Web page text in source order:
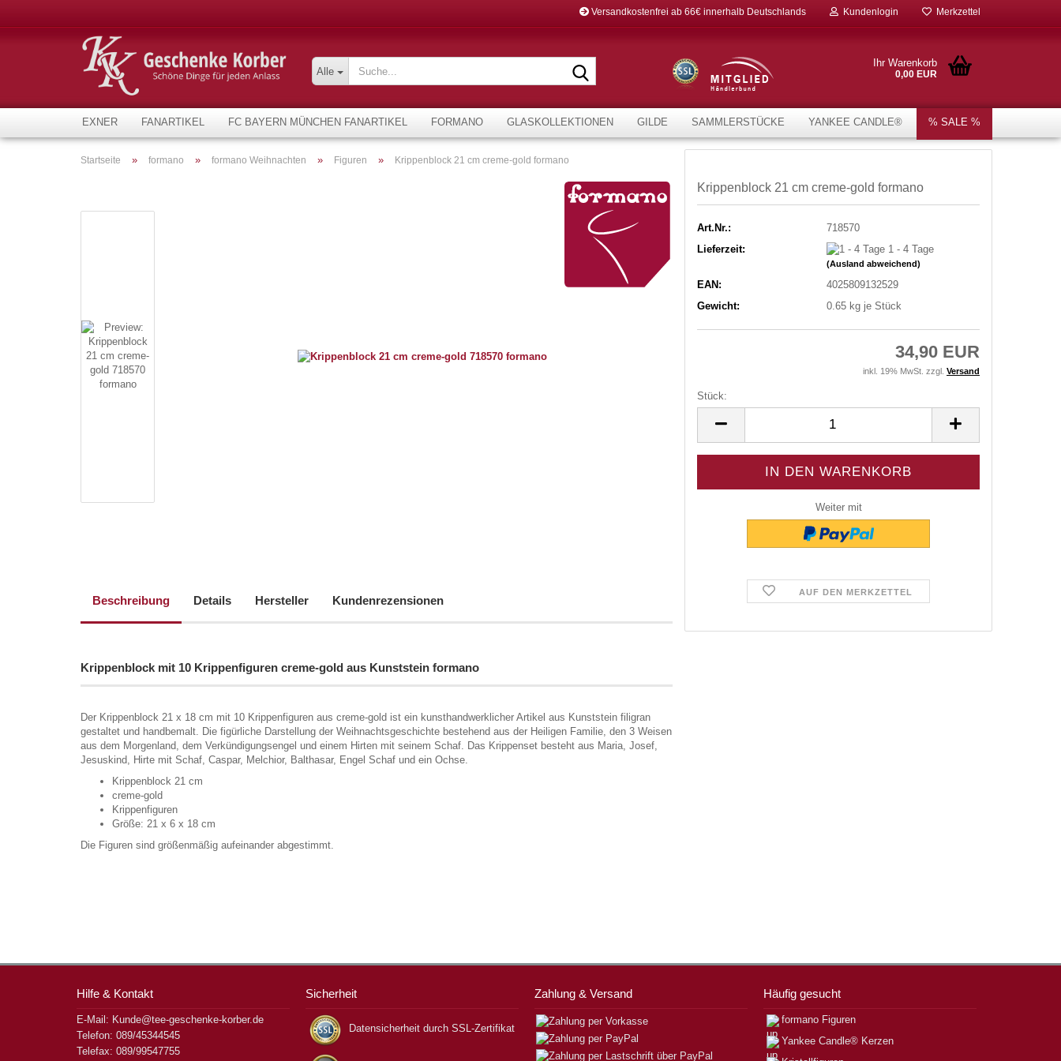
Versandkostenfrei ab 66€ innerhalb Deutschlands Kundenlogin Merkzettel
Alle
Ihr Warenkorb
0,00 EUR
EXNER FANARTIKEL FC BAYERN MÜNCHEN FANARTIKEL FORMANO GLASKOLLEKTIONEN GILDE SAMMLERSTÜCKE YANKEE CANDLE® % SALE %
Startseite » formano » formano Weihnachten » Figuren » Krippenblock 21 cm creme-gold formano
Krippenblock 21 cm creme-gold formano
Art.Nr.:
718570
Lieferzeit:
1 - 4 Tage
(Ausland abweichend)
EAN:
4025809132529
Gewicht:
0.65 kg je Stück
34,90 EUR
inkl. 19% MwSt. zzgl. Versand
Stück:
Stück
Weiter mit
AUF DEN MERKZETTEL
Beschreibung Details Hersteller Kundenrezensionen
Krippenblock mit 10 Krippenfiguren creme-gold aus Kunststein formano
Der Krippenblock 21 x 18 cm mit 10 Krippenfiguren aus creme-gold ist ein kunsthandwerklicher Artikel aus Kunststein filigran
gestaltet und handbemalt. Die figürliche Darstellung der Weihnachtsgeschichte bestehend aus der Heiligen Familie, den 3 Weisen
aus dem Morgenland, dem Verkündigungsengel und einem Hirten mit seinem Schaf. Das Krippenset besteht aus Maria, Josef,
Jesuskind, Hirte mit Schaf, Caspar, Melchior, Balthasar, Engel Schaf und ein Ochse.
Krippenblock 21 cm
creme-gold
Krippenfiguren
Größe: 21 x 6 x 18 cm
Die Figuren sind größenmäßig aufeinander abgestimmt.
Hilfe & Kontakt
E-Mail: Kunde@tee-geschenke-korber.de
Telefon: 089/45344545
Telefax: 089/99547755
Sicherheit
Datensicherheit durch SSL-Zertifikat
Zahlung & Versand Häufig gesucht
formano Figuren
Yankee Candle® Kerzen